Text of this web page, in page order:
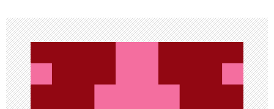
а
ц
и
я